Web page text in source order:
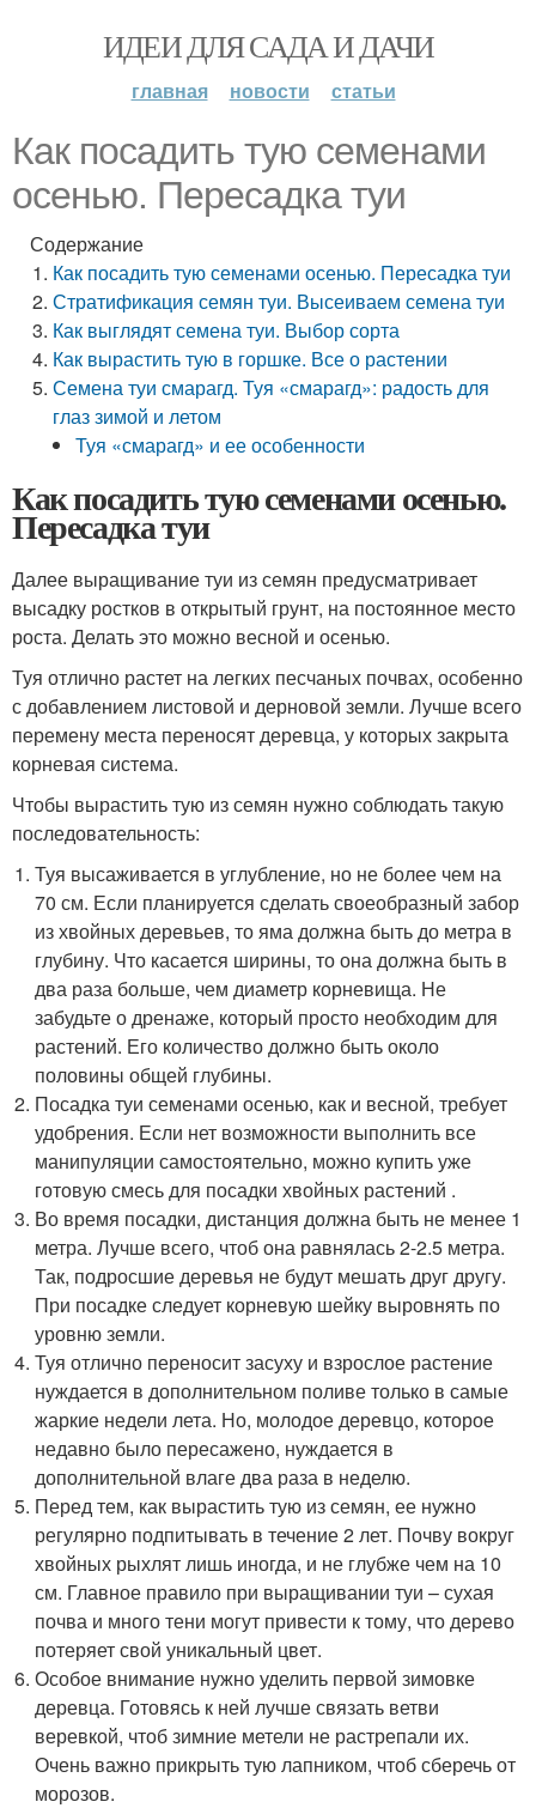
ИДЕИ ДЛЯ САДА И ДАЧИ
главная новости статьи
Как посадить тую семенами
осенью. Пересадка туи
Содержание
Как посадить тую семенами осенью. Пересадка туи
Стратификация семян туи. Высеиваем семена туи
Как выглядят семена туи. Выбор сорта
Как вырастить тую в горшке. Все о растении
Семена туи смарагд. Туя «смарагд»: радость для
глаз зимой и летом
Туя «смарагд» и ее особенности
Как посадить тую семенами осенью.
Пересадка туи
Далее выращивание туи из семян предусматривает
высадку ростков в открытый грунт, на постоянное место
роста. Делать это можно весной и осенью.
Туя отлично растет на легких песчаных почвах, особенно
с добавлением листовой и дерновой земли. Лучше всего
перемену места переносят деревца, у которых закрыта
корневая система.
Чтобы вырастить тую из семян нужно соблюдать такую
последовательность:
Туя высаживается в углубление, но не более чем на
70 см. Если планируется сделать своеобразный забор
из хвойных деревьев, то яма должна быть до метра в
глубину. Что касается ширины, то она должна быть в
два раза больше, чем диаметр корневища. Не
забудьте о дренаже, который просто необходим для
растений. Его количество должно быть около
половины общей глубины.
Посадка туи семенами осенью, как и весной, требует
удобрения. Если нет возможности выполнить все
манипуляции самостоятельно, можно купить уже
готовую смесь для посадки хвойных растений .
Во время посадки, дистанция должна быть не менее 1
метра. Лучше всего, чтоб она равнялась 2-2.5 метра.
Так, подросшие деревья не будут мешать друг другу.
При посадке следует корневую шейку выровнять по
уровню земли.
Туя отлично переносит засуху и взрослое растение
нуждается в дополнительном поливе только в самые
жаркие недели лета. Но, молодое деревцо, которое
недавно было пересажено, нуждается в
дополнительной влаге два раза в неделю.
Перед тем, как вырастить тую из семян, ее нужно
регулярно подпитывать в течение 2 лет. Почву вокруг
хвойных рыхлят лишь иногда, и не глубже чем на 10
см. Главное правило при выращивании туи – сухая
почва и много тени могут привести к тому, что дерево
потеряет свой уникальный цвет.
Особое внимание нужно уделить первой зимовке
деревца. Готовясь к ней лучше связать ветви
веревкой, чтоб зимние метели не растрепали их.
Очень важно прикрыть тую лапником, чтоб сберечь от
морозов.